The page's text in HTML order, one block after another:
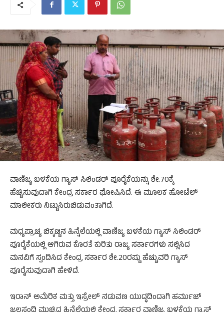
ವಾಣಿಜ್ಯ ಬಳಕೆಯ ಗ್ಯಾಸ್‌ ಸಿಲಿಂಡರ್‌ ಪೂರೈಕೆಯನ್ನು ಶೇ.70ಕ್ಕೆ
ಹೆಚ್ಚಿಸುವುದಾಗಿ ಕೇಂದ್ರ ಸರ್ಕಾರ ಘೋಷಿಸಿದೆ. ಈ ಮೂಲಕ ಹೋಟೆಲ್‌
ಮಾಲೀಕರು ನಿಟ್ಟುಸಿರುಬಿಡುವಂತಾಗಿದೆ.
ಮಧ್ಯಪ್ರಾಚ್ಯ ಬಿಕ್ಕಟ್ಟಿನ ಹಿನ್ನೆಲೆಯಲ್ಲಿ ವಾಣಿಜ್ಯ ಬಳಕೆಯ ಗ್ಯಾಸ್‌ ಸಿಲಿಂಡರ್‌
ಪೂರೈಕೆಯಲ್ಲಿ ಆಗಿರುವ ಕೊರತೆ ಕುರಿತು ರಾಜ್ಯ ಸರ್ಕಾರಗಳು ಸಲ್ಲಿಸಿದ
ಮನವಿಗೆ ಸ್ಪಂದಿಸಿದ ಕೇಂದ್ರ ಸರ್ಕಾರ ಶೇ.20ರಷ್ಟು ಹೆಚ್ಚುವರಿ ಗ್ಯಾಸ್‌
ಪೂರೈಸುವುದಾಗಿ ಹೇಳಿದೆ.
ಇರಾನ್‌ ಅಮೆರಿಕ ಮತ್ತು ಇಸ್ರೇಲ್‌ ನಡುವಣ ಯುದ್ಧದಿಂದಾಗಿ ಹರ್ಮುಜ್‌